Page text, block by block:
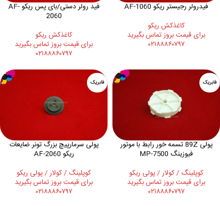
فیدرولر رجیستر ریکو AF-1060
کاغذکش ريکو
برای قیمت بروز تماس بگیرید
۰۲۱۸۸۸۶۰۷۹۷
فید رولر دستی/بای پس ریکو AF-
2060
کاغذکش ريکو
برای قیمت بروز تماس بگیرید
۰۲۱۸۸۸۶۰۷۹۷
فابریک
پولی 89Z تسمه خور رابط با موتور
فیوزینگ MP-7500
کوپلینگ / کولار / پولی ریکو
برای قیمت بروز تماس بگیرید
۰۲۱۸۸۸۶۰۷۹۷
فابریک
پولی سرمارپیچ بزرگ تونر ضایعات
ریکو AF-2060
کوپلینگ / کولار / پولی ریکو
برای قیمت بروز تماس بگیرید
۰۲۱۸۸۸۶۰۷۹۷